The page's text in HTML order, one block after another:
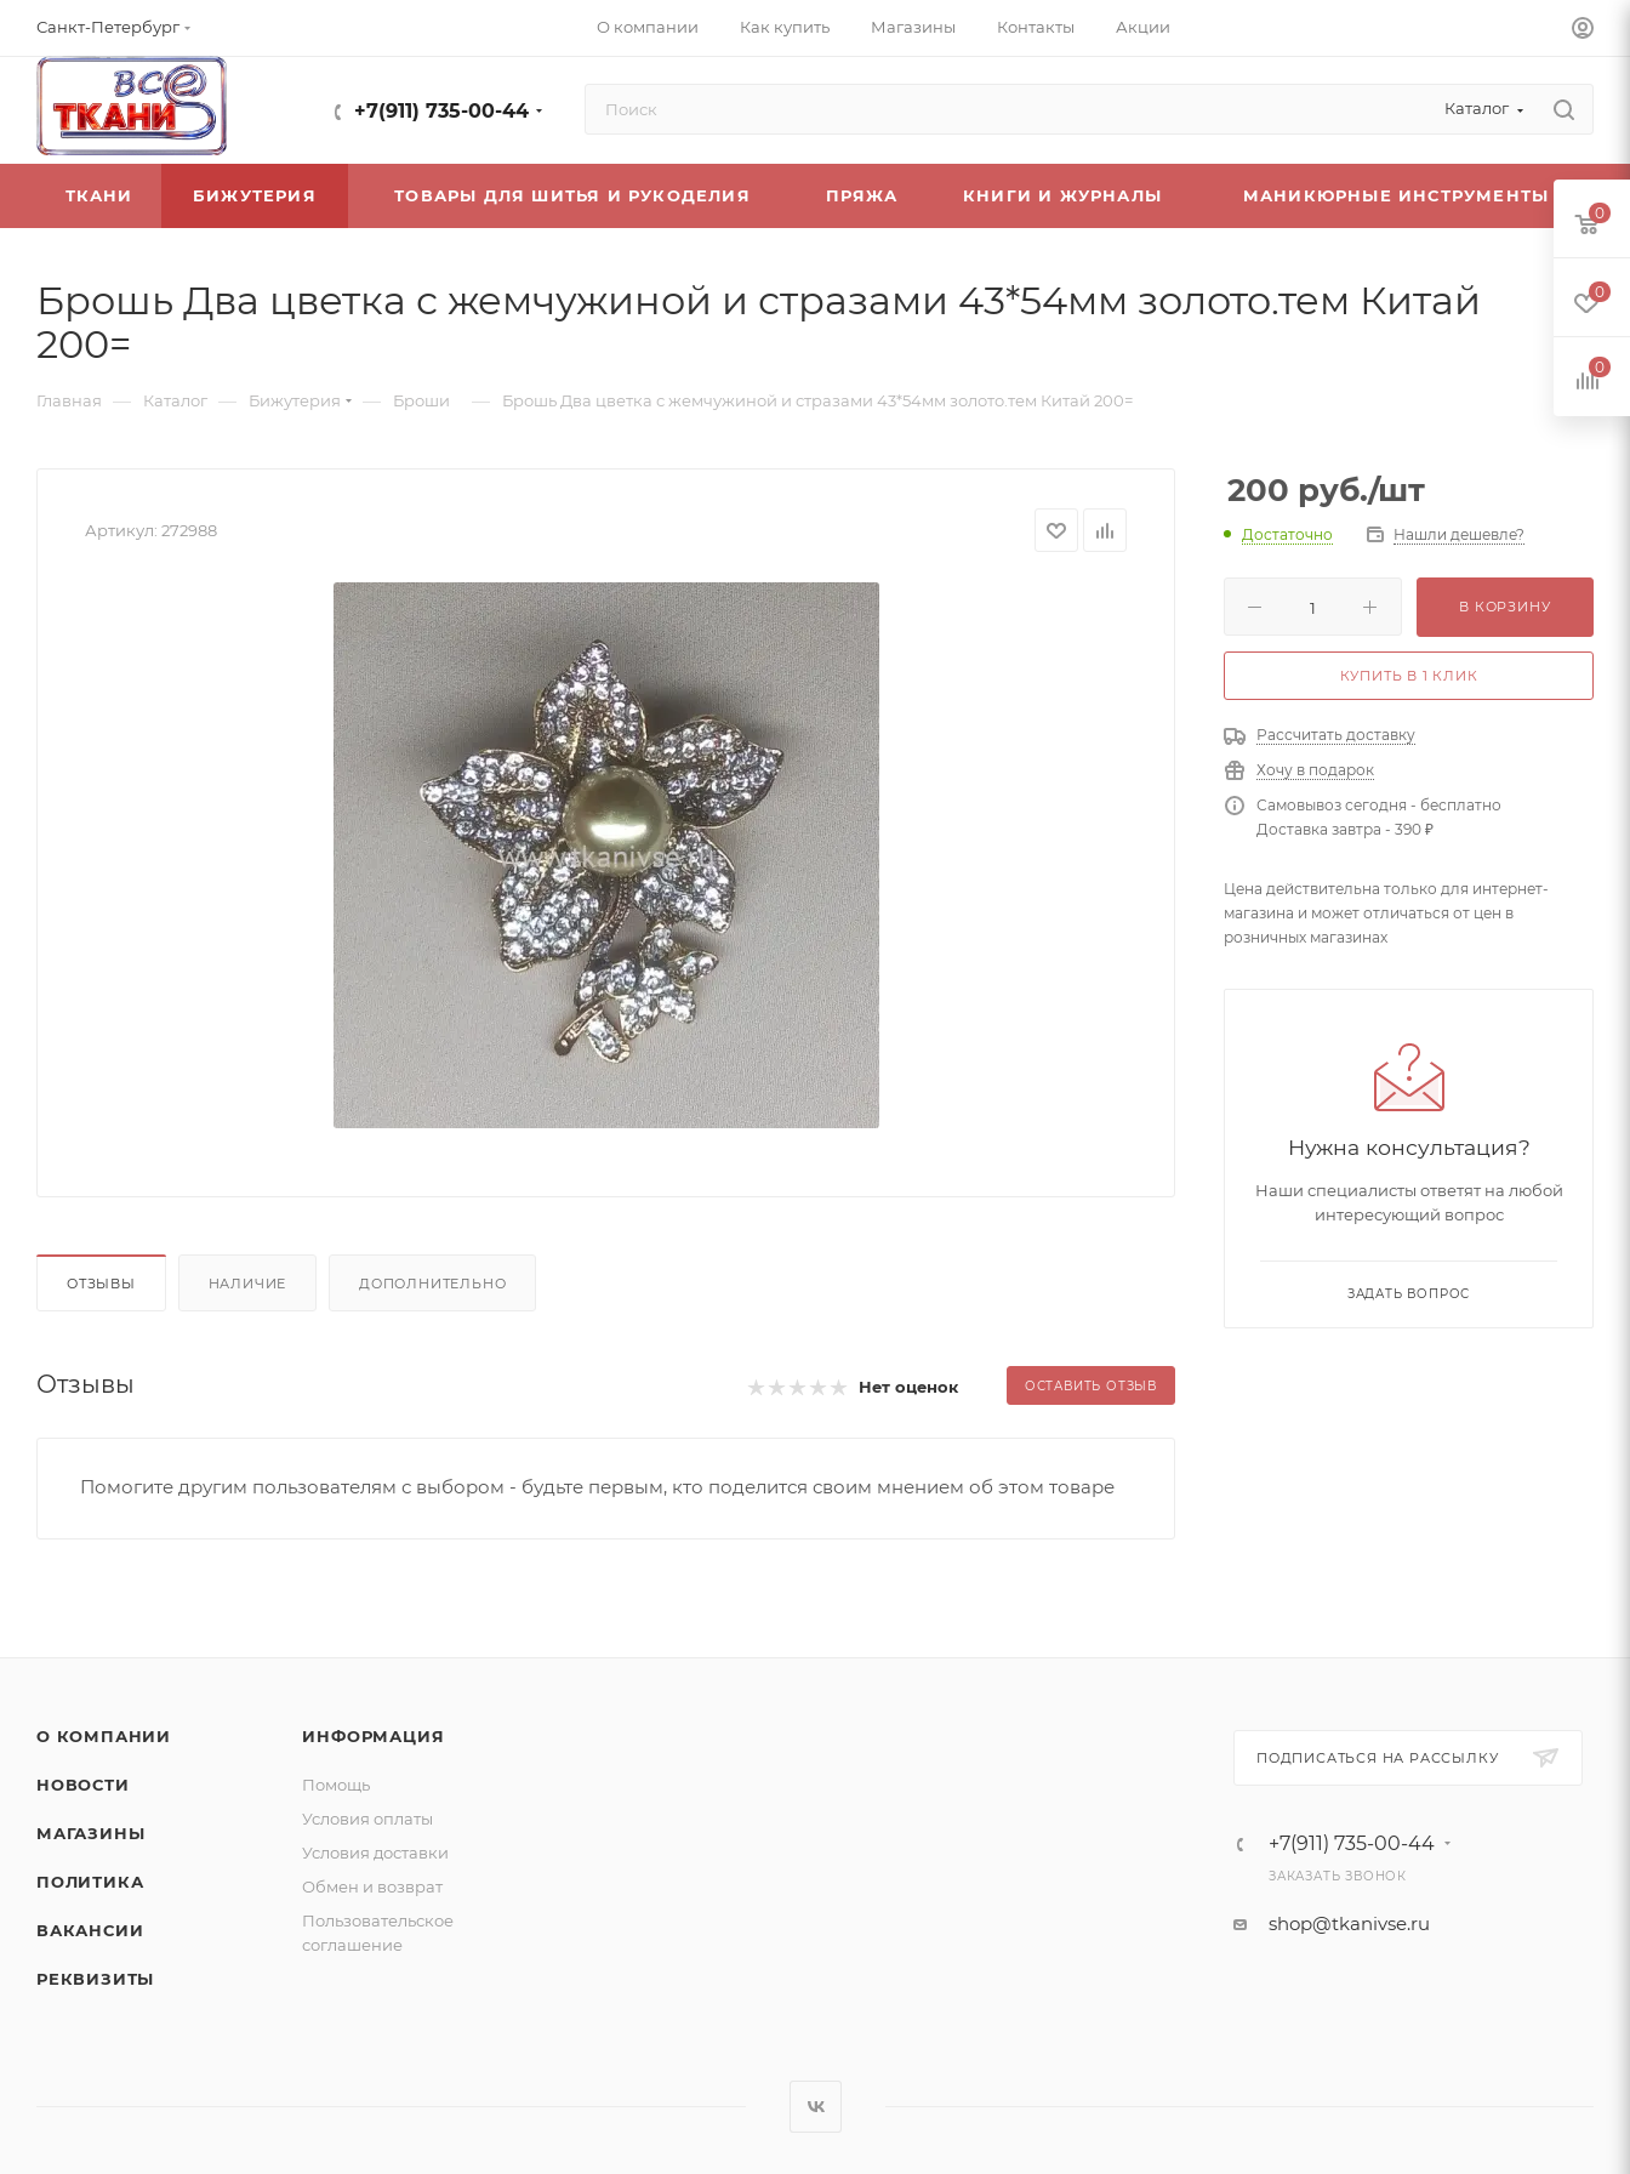
Санкт-Петербург О компании Как купить Магазины Контакты Акции
+7(911) 735-00-44 Каталог
ТКАНИ БИЖУТЕРИЯ ТОВАРЫ ДЛЯ ШИТЬЯ И РУКОДЕЛИЯ ПРЯЖА КНИГИ И ЖУРНАЛЫ МАНИКЮРНЫЕ ИНСТРУМЕНТЫ
Брошь Два цветка с жемчужиной и стразами 43*54мм золото.тем Китай
200=
Главная — Каталог — Бижутерия — Броши — Брошь Два цветка с жемчужиной и стразами 43*54мм золото.тем Китай 200=
Артикул: 272988
ОТЗЫВЫ НАЛИЧИЕ ДОПОЛНИТЕЛЬНО
Отзывы Нет оценок ОСТАВИТЬ ОТЗЫВ
Помогите другим пользователям с выбором - будьте первым, кто поделится своим мнением об этом товаре
200 руб./шт
Достаточно Нашли дешевле?
В КОРЗИНУ
КУПИТЬ В 1 КЛИК
Рассчитать доставку
Хочу в подарок
Самовывоз сегодня - бесплатно
Доставка завтра - 390 ₽
Цена действительна только для интернет-
магазина и может отличаться от цен в
розничных магазинах
Нужна консультация?
Наши специалисты ответят на любой
интересующий вопрос
ЗАДАТЬ ВОПРОС
О КОМПАНИИ
НОВОСТИ
МАГАЗИНЫ
ПОЛИТИКА
ВАКАНСИИ
РЕКВИЗИТЫ
ИНФОРМАЦИЯ
Помощь
Условия оплаты
Условия доставки
Обмен и возврат
Пользовательское
соглашение
ПОДПИСАТЬСЯ НА РАССЫЛКУ
+7(911) 735-00-44
ЗАКАЗАТЬ ЗВОНОК
shop@tkanivse.ru
0
0
0